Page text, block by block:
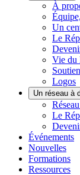
À
Un
Le
Vie
Logos
Un réseau à
Le
Événements
Nouvelles
Formations
Ressources